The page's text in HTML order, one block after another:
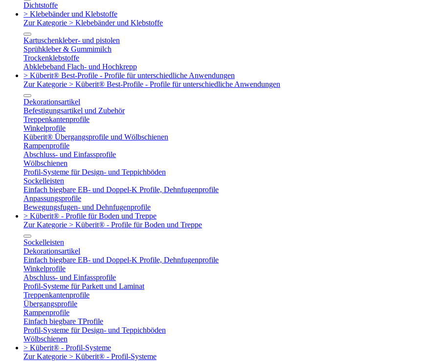
Dichtstoffe
> Klebebänder und Klebstoffe
Zur Kategorie > Klebebänder und Klebstoffe
Kartuschenkleber- und pistolen
Sprühkleber & Gummimilch
Trockenklebstoffe
Abklebeband Flach- und Hochkrepp
> Küberit® Best-Profile - Profile für unterschiedliche Anwendungen
Zur Kategorie > Küberit® Best-Profile - Profile für unterschiedliche Anwendungen
Dekorationsartikel
Befestigungsartikel und Zubehör
Treppenkantenprofile
Winkelprofile
Küberit® Übergangsprofile und Wölbschienen
Rampenprofile
Abschluss- und Einfassprofile
Wölbschienen
Profil-Systeme für Design- und Teppichböden
Sockelleisten
Einfach biegbare EB- und Doppel-K Profile, Dehnfugenprofile
Anpassungsprofile
Bewegungsfugen- und Dehnfugenprofile
> Küberit® - Profile für Boden und Treppe
Zur Kategorie > Küberit® - Profile für Boden und Treppe
Sockelleisten
Dekorationsartikel
Einfach biegbare EB- und Doppel-K Profile, Dehnfugenprofile
Winkelprofile
Abschluss- und Einfassprofile
Profil-Systeme für Parkett und Laminat
Treppenkantenprofile
Übergangsprofile
Rampenprofile
Einfach biegbare TProfile
Profil-Systeme für Design- und Teppichböden
Wölbschienen
> Küberit® - Profil-Systeme
Zur Kategorie > Küberit® - Profil-Systeme